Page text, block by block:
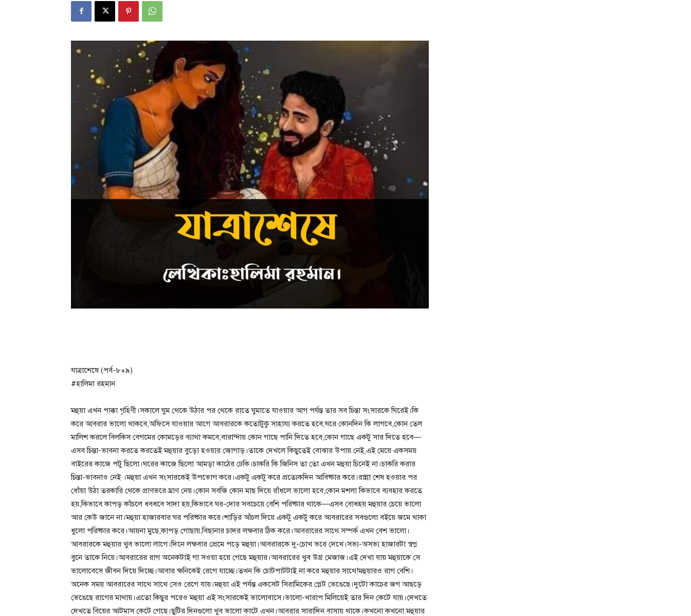
যাত্রাশেষে (পর্ব-৮+৯)
#হালিমা রহমান
মহুয়া এখন পাক্কা গৃহিণী।সকালে ঘুম থেকে উঠার পর থেকে রাতে ঘুমাতে যাওয়ার আগ পর্যন্ত তার সব চিন্তা সংসারকে ঘিরেই।কি
করে আবরার ভালো থাকবে,অফিসে যাওয়ার আগে আবরারকে কতোটুকু সাহায্য করতে হবে,ঘরে কোনদিন কি লাগবে,কোন তেল
মালিশ করলে বিলকিস বেগমের কোমড়ের ব্যাথা কমবে,বারান্দায় কোন গাছে পানি দিতে হবে,কোন গাছে একটু সার দিতে হবে—
এসব চিন্তা-ভাবনা করতে করতেই মহুয়ার বুড়ো হওয়ার জোগাড়।তাকে দেখলে কিছুতেই বোঝার উপায় নেই,এই মেয়ে একসময়
বাইরের কাজে পটু ছিলো।ঘরের কাজে ছিলো আমড়া কাঠের ঢেকি।চাকরি কি জিনিস তা তো এখন মহুয়া চিনেই না।চাকরি করার
চিন্তা-ভাবনাও নেই ।মহুয়া এখন সংসারকেই উপভোগ করে।একটু একটু করে প্রত্যেকদিন আবিষ্কার করে।রান্না শেষ হওয়ার পর
ধোঁয়া উঠা তরকারি থেকে প্রাণভরে ঘ্রাণ নেয়।কোন সবজি কোন মাছ দিয়ে রাঁধলে ভালো হবে,কোন মশলা কিভাবে ব্যবহার করতে
হয়,কিভাবে কাপড় কাঁচলে ধবধবে সাদা হয়,কিভাবে ঘর-দোর সবচেয়ে বেশি পরিষ্কার থাকে—এসব বোধহয় মহুয়ার চেয়ে ভালো
আর কেউ জানে না।মহুয়া হাজারবার ঘর পরিষ্কার করে।শাড়ির আঁচল দিয়ে একটু একটু করে আবরারের সবগুলো বইয়ে জমে থাকা
ধুলো পরিষ্কার করে।আয়না মুছে,কাপড় গোছায়,বিছানার চাদর লক্ষবার ঠিক করে।আবরারের সাথে সম্পর্ক এখন বেশ ভালো।
আবরারকে মহুয়ার খুব ভালো লাগে।দিনে লক্ষবার প্রেমে পড়ে মহুয়া।আবরারকে দু-চোখ ভরে দেখে।সভ্য-অসভ্য হাজারটা স্বপ্ন
বুনে তাকে নিয়ে।আবরারের রাগ অনেকটাই গা সওয়া হয়ে গেছে মহুয়ার।আবরারের খুব উগ্র মেজাজ।এই দেখা যায় মহুয়াকে সে
ভালোবেসে জীবন দিয়ে দিচ্ছে।আবার ক্ষনিকেই রেগে যাচ্ছে।তখন কি চোটপাটটাই না করে মহুয়ার সাথে!মহুয়ারও রাগ বেশি।
অনেক সময় আবরারের সাথে সাথে সেও রেগে যায়।মহুয়া এই পর্যন্ত একসেট সিরামিকের প্লেট ভেঙেছে।দুটো কাচের জগ আছড়ে
ভেঙেছে রাগের মাথায়।এতো কিছুর পরেও মহুয়া এই সংসারকেই ভালোবাসে।ভালো-খারাপ মিলিয়েই তার দিন কেটে যায়।দেখতে
দেখতে বিয়ের আটমাস কেটে গেছে।ছুটির দিনগুলো খুব ভালো কাটে এখন।আবরার সারাদিন বাসায় থাকে।কখনো কখনো মহুয়ার